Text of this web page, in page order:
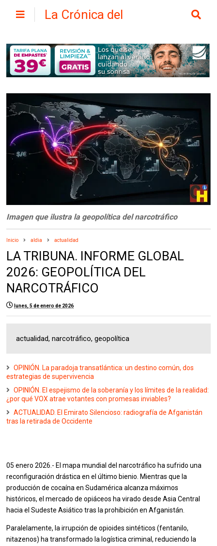
La Crónica del
Imagen que ilustra la geopolítica del narcotráfico
Inicio aldia actualidad
LA TRIBUNA. INFORME GLOBAL
2026: GEOPOLÍTICA DEL
NARCOTRÁFICO
lunes, 5 de enero de 2026
actualidad, narcotráfico, geopolítica
OPINIÓN. La paradoja transatlántica: un destino común, dos
estrategias de supervivencia
OPINIÓN. El espejismo de la soberanía y los límites de la realidad:
¿por qué VOX atrae votantes con promesas inviables?
ACTUALIDAD. El Emirato Silencioso: radiografía de Afganistán
tras la retirada de Occidente
05 enero 2026.- El mapa mundial del narcotráfico ha sufrido una
reconfiguración drástica en el último bienio. Mientras que la
producción de cocaína en Sudamérica alcanza máximos
históricos, el mercado de opiáceos ha virado desde Asia Central
hacia el Sudeste Asiático tras la prohibición en Afganistán.
Paralelamente, la irrupción de opioides sintéticos (fentanilo,
nitazenos) ha transformado la logística criminal, reduciendo la